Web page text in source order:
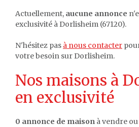
Actuellement, aucune annonce
exclusivité à Dorlisheim (67120).
N'hésitez pas à nous contacter
votre besoin sur Dorlisheim.
Nos maisons à
en exclusivité
0 annonce de maison à vendre